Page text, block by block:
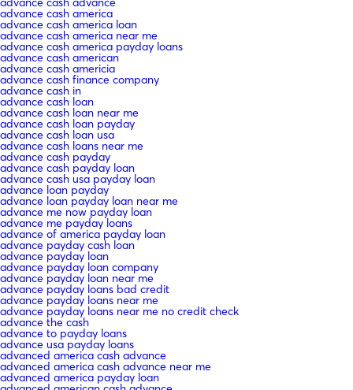
advance cash america
advance cash america loan
advance cash america near me
advance cash america payday loans
advance cash american
advance cash americia
advance cash finance company
advance cash in
advance cash loan
advance cash loan near me
advance cash loan payday
advance cash loan usa
advance cash loans near me
advance cash payday
advance cash payday loan
advance cash usa payday loan
advance loan payday
advance loan payday loan near me
advance me now payday loan
advance me payday loans
advance of america payday loan
advance payday cash loan
advance payday loan
advance payday loan company
advance payday loan near me
advance payday loans bad credit
advance payday loans near me
advance payday loans near me no credit check
advance the cash
advance to payday loans
advance usa payday loans
advanced america cash advance
advanced america cash advance near me
advanced america payday loan